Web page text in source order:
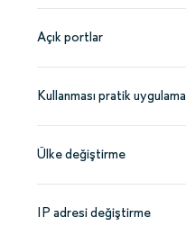
Açık portlar
Kullanması pratik uygulama
Ülke değiştirme
IP adresi değiştirme